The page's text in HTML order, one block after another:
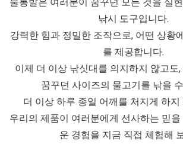
낚시 도구입니다.
강력한 힘과 정밀한 조작으로, 어떤 상황
를 제공합니다.
이제 더 이상 낚싯대를 의지하지 않고도
꿈꾸던 사이즈의 물고기를 낚을
더 이상 하루 종일 어깨를 처지게 하지
우리의 제품이 여러분에게 선사하는 믿
운 경험을 지금 직접 체험해